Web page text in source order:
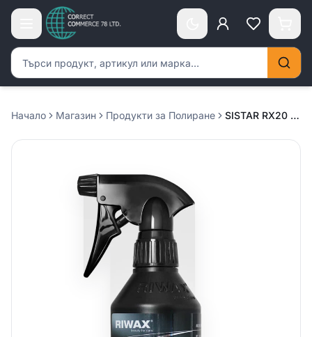
Търсене на продукти
Начало Магазин Продукти за Полиране SISTAR RX20 Полираща паста – 500мл